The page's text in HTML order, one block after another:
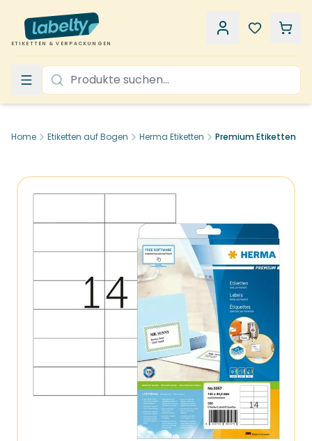
ETIKETTEN & VERPACKUNGEN
Home Etiketten auf Bogen Herma Etiketten Premium Etiketten